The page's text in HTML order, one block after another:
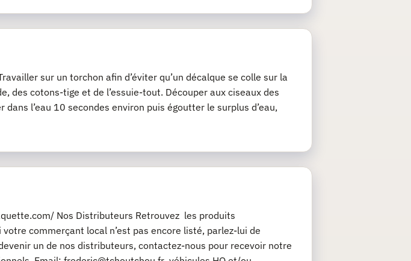
sur un torchon afin d’éviter qu’un décalque se colle sur la
des cotons-tige et de l’essuie-tout. Découper aux ciseaux des
l’eau 10 secondes environ puis égoutter le surplus d’eau,
Nos Distributeurs Retrouvez les produits
commerçant local n’est pas encore listé, parlez-lui de
un de nos distributeurs, contactez-nous pour recevoir notre